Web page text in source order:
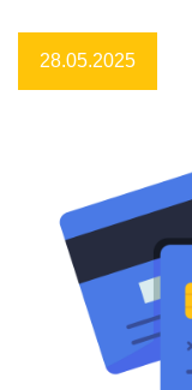
28.05.2025